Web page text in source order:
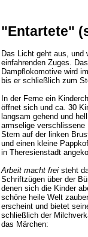
"Entartete"
Das Licht geht aus, und
einfahrenden Zuges.
Dampflokomotive wird
bis er schließlich zum
In der Ferne ein
öffnet sich und ca. 30
langsam gehend und
armselige verschlissene
Stern auf der linken
und einen kleine
in Theresienstadt
Arbeit macht freisteht
Schriftzügen über der
denen sich die Kinder
schöne heile Welt
erscheint und bietet
schließlich der
das Märchen: